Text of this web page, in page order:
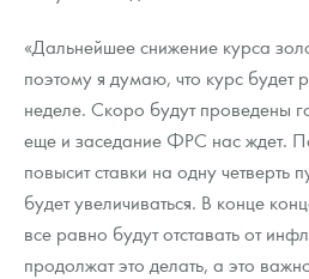
«Дальнейшее снижение курса
поэтому я думаю, что курс будет
неделе. Скоро будут проведены
еще и заседание ФРС нас ждет.
повысит ставки на одну четверть
будет увеличиваться. В конце
все равно будут отставать от
продолжат это делать, а это